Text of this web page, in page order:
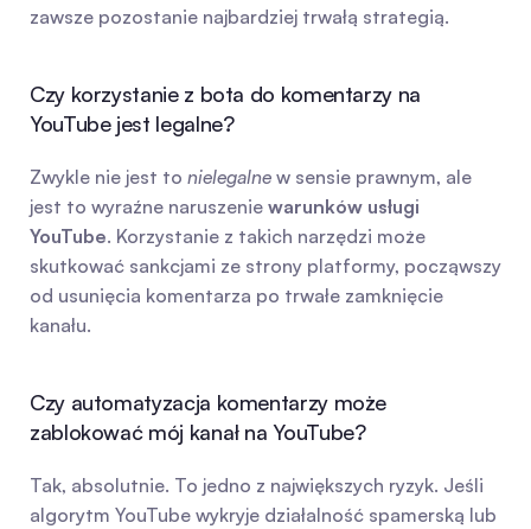
zawsze pozostanie najbardziej trwałą strategią.
Czy korzystanie z bota do komentarzy na
YouTube jest legalne?
Zwykle nie jest to nielegalne w sensie prawnym, ale
jest to wyraźne naruszenie warunków usługi
YouTube. Korzystanie z takich narzędzi może
skutkować sankcjami ze strony platformy, począwszy
od usunięcia komentarza po trwałe zamknięcie
kanału.
Czy automatyzacja komentarzy może
zablokować mój kanał na YouTube?
Tak, absolutnie. To jedno z największych ryzyk. Jeśli
algorytm YouTube wykryje działalność spamerską lub